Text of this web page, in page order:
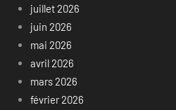
juillet 2026
juin 2026
mai 2026
avril 2026
mars 2026
février 2026